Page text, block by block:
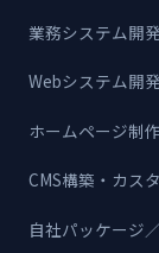
業務システム開
Webシステム開
ホームページ制作
CMS構築・カス
自社パッケージ